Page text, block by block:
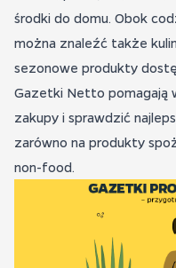
środki do domu. Obok
można znaleźć także
sezonowe produkty
Gazetki Netto pomagają
zakupy i sprawdzić
zarówno na produkty
non-food.